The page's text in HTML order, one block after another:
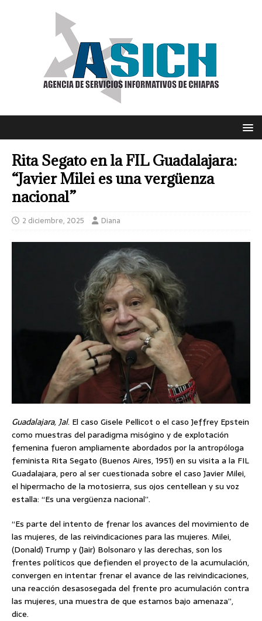
Rita Segato en la FIL Guadalajara:
“Javier Milei es una vergüenza
nacional”
2 diciembre, 2025 Diana
Guadalajara, Jal. El caso Gisele Pellicot o el caso Jeffrey Epstein
como muestras del paradigma misógino y de explotación
femenina fueron ampliamente abordados por la antropóloga
feminista Rita Segato (Buenos Aires, 1951) en su visita a la FIL
Guadalajara, pero al ser cuestionada sobre el caso Javier Milei,
el hipermacho de la motosierra, sus ojos centellean y su voz
estalla: “Es una vergüenza nacional”.
“Es parte del intento de frenar los avances del movimiento de
las mujeres, de las reivindicaciones para las mujeres. Milei,
(Donald) Trump y (Jair) Bolsonaro y las derechas, son los
frentes políticos que defienden el proyecto de la acumulación,
convergen en intentar frenar el avance de las reivindicaciones,
una reacción desasosegada del frente pro acumulación contra
las mujeres, una muestra de que estamos bajo amenaza”,
dice.